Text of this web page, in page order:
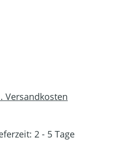
Versandkosten
2 - 5 Tage